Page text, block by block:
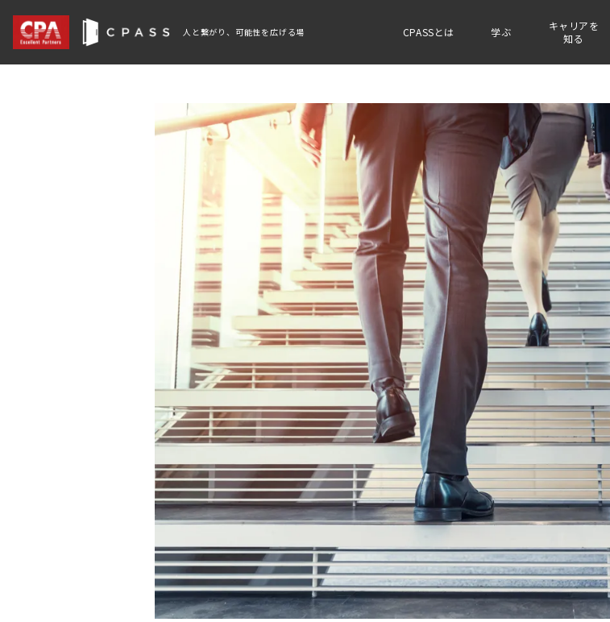
人と繋がり、可能性を広げる場 CPASSとは 学ぶ
キャリアを
知る